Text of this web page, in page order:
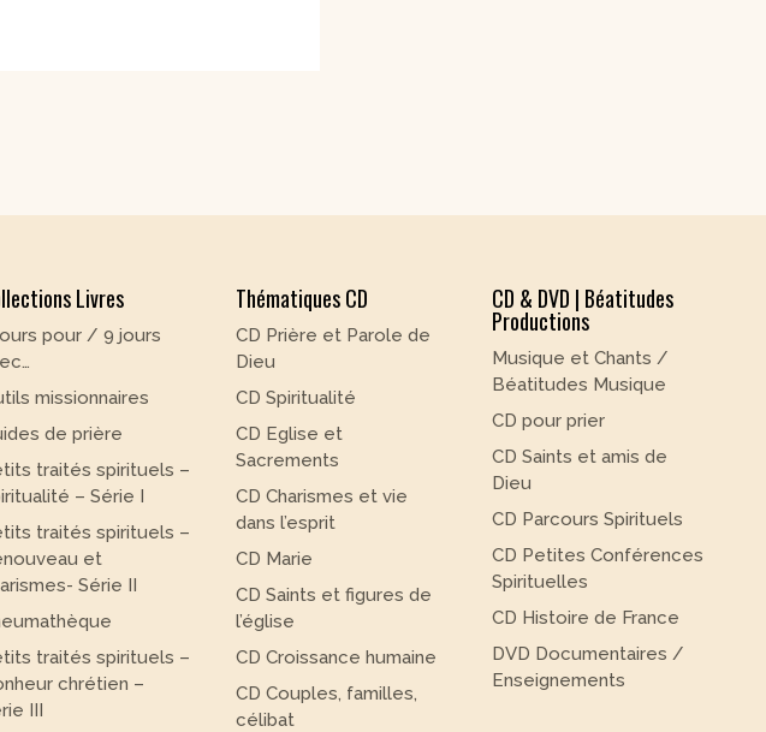
Livres
pour / 9 jours
missionnaires
de prière
traités spirituels –
– Série I
traités spirituels –
et
Série II
traités spirituels –
chrétien –
III
Thématiques CD
CD Prière et Parole de
Dieu
CD Spiritualité
CD Eglise et
Sacrements
CD Charismes et vie
dans l’esprit
CD Marie
CD Saints et figures de
l’église
CD Croissance humaine
CD Couples, familles,
célibat
CD & DVD | Béatitudes
Productions
Musique et Chants /
Béatitudes Musique
CD pour prier
CD Saints et amis de
Dieu
CD Parcours Spirituels
CD Petites Conférences
Spirituelles
CD Histoire de France
DVD Documentaires /
Enseignements